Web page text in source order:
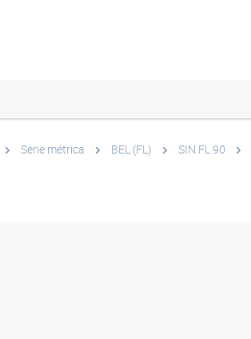
Serie métrica BEL (FL) SIN FL 90